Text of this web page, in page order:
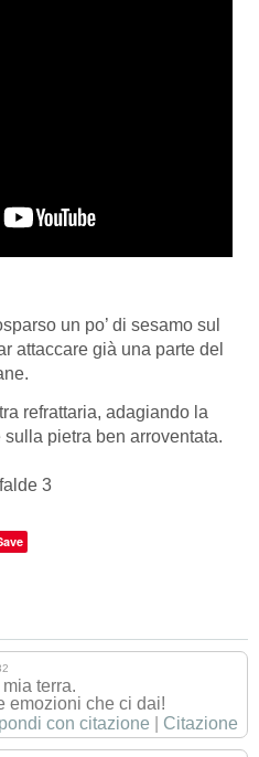
un po’ di sesamo sul
attaccare già una parte del
refrattaria, adagiando la
pietra ben arroventata.
terra.
emozioni che ci dai!
con citazione Citazione